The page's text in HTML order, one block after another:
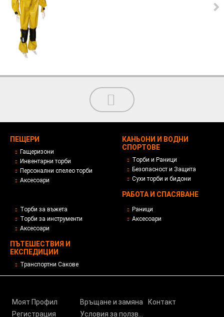
ПЕЩЕРИ
Гащеризони
Инвентарни торби
Персонални спелео торби
Аксесоари
КАНЬОНИ И ВОДНИ
СПОРТОВЕ
Торби и Раници
Безопасност и Защита
Сухи торби и бидони
РАБОТА И СПАСЯВАНЕ
Торби за въжета
Торби за инструменти
Аксесоари
ПЪТЕШЕСТВИЯ И
ЕКСПЕДИЦИИ
Транспортни Сакове
Раници
Аксесоари
Моят Профил
Регистрация
Връщане и замяна
Контакт